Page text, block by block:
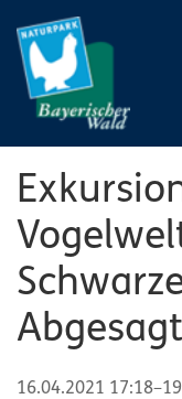
16.04.2021